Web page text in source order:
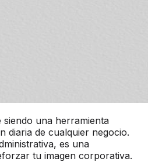
siendo una herramienta
diaria de cualquier negocio.
es una
tu imagen corporativa.